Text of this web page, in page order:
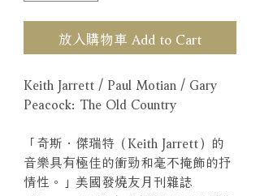
放入購物車 Add to Cart
Keith Jarrett / Paul Motian / Gary
Peacock: The Old Country
「奇斯．傑瑞特（Keith Jarrett）的
音樂具有極佳的衝勁和毫不掩飾的抒
情性。」美國發燒友月刊雜誌